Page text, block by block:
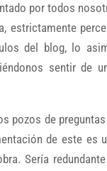
por todos
del blog, lo
sentir de
pozos de
de este es
Sería